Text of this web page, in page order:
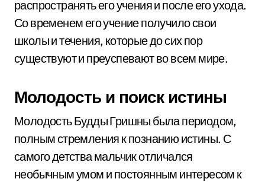
распространять его учения и после его ухода.
Со временем его учение получило свои
школы и течения, которые до сих пор
существуют и преуспевают во всем мире.
Молодость и поиск истины
Молодость Будды Гришны была периодом,
полным стремления к познанию истины. С
самого детства мальчик отличался
необычным умом и постоянным интересом к